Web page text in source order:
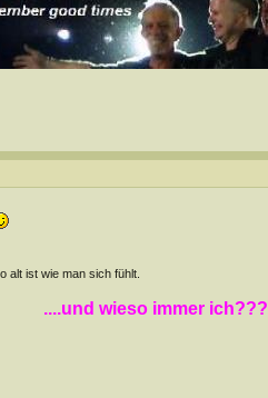
alt ist wie man sich fühlt.
....und wieso immer ich???